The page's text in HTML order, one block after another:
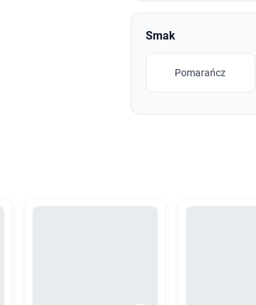
Smak
Pomarańcz